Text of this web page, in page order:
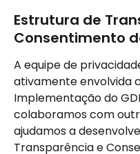
Estrutura de
Consentimento
A equipe de
ativamente envolvida
Implementação do
colaboramos com
ajudamos a
Transparência e